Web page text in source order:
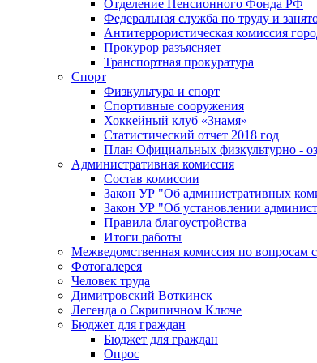
Отделение Пенсионного Фонда РФ
Федеральная служба по труду и
Антитеррористическая комиссия
Прокурор разъясняет
Транспортная прокуратура
Спорт
Физкультура и спорт
Спортивные сооружения
Хоккейный клуб «Знамя»
Статистический отчет 2018 год
План Официальных физкультурно -
Административная комиссия
Состав комиссии
Закон УР "Об административных
Закон УР "Об установлении
Правила благоустройства
Итоги работы
Межведомственная комиссия по вопросам
Фотогалерея
Человек труда
Димитровский Воткинск
Легенда о Скрипичном Ключе
Бюджет для граждан
Бюджет для граждан
Опрос